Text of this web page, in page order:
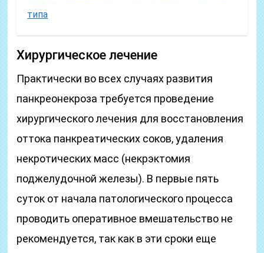
типа
Хирургическое лечение
Практически во всех случаях развития
панкреонекроза требуется проведение
хирургического лечения для восстановления
оттока панкреатических соков, удаления
некротических масс (некрэктомия
поджелудочной железы). В первые пять
суток от начала патологического процесса
проводить оперативное вмешательство не
рекомендуется, так как в эти сроки еще